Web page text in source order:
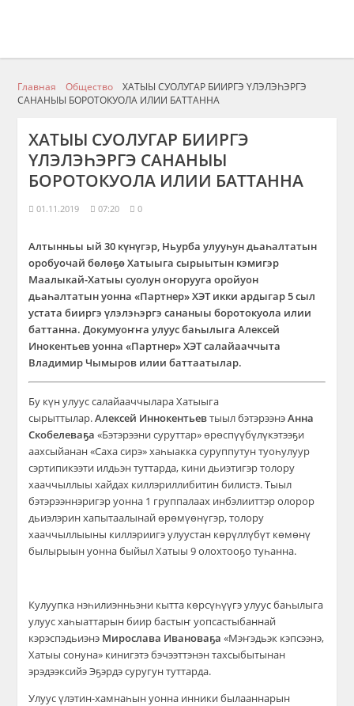
Главная Общество
ХАТЫЫ СУОЛУГАР БИИРГЭ ҮЛЭЛЭҺЭРГЭ
САНАНЫЫ БОРОТОКУОЛА ИЛИИ БАТТАННА
ХАТЫЫ СУОЛУГАР БИИРГЭ
ҮЛЭЛЭҺЭРГЭ САНАНЫЫ
БОРОТОКУОЛА ИЛИИ БАТТАННА
01.11.2019 07:20 0
Алтынньы ый 30 күнүгэр, Ньурба улууһун дьаһалтатын
оробуочай бөлөҕө Хатыыга сырыытын кэмигэр
Маалыкай-Хатыы суолун оҥорууга оройуон
дьаһалтатын уонна «Партнер» ХЭТ икки ардыгар 5 сыл
устата бииргэ үлэлэһэргэ сананыы боротокуола илии
баттанна. Докумуоҥҥа улуус баһылыга Алексей
Инокентьев уонна «Партнер» ХЭТ салайааччыта
Владимир Чымыров илии баттаатылар.
Бу күн улуус салайааччылара Хатыыга
сырыттылар.Алексей Иннокентьевтыыл бэтэрээнэАнна
Скобелеваҕа «Бэтэрээни суруттар» өрөспүүбүлүкэтээҕи
аахсыйанан «Саха сирэ» хаһыакка суруппутун туоһулуур
сэртипикээти илдьэн туттарда, кини дьиэтигэр толору
хааччыллыы хайдах киллэриллибитин билистэ. Тыыл
бэтэрээннэригэр уонна 1 группалаах инбэлииттэр олорор
дьиэлэрин хапытаалынай өрөмүөнүгэр, толору
хааччыллыыны киллэриигэ улуустан көрүллүбүт көмөнү
былырыын уонна быйыл Хатыы 9 олохтооҕо туһанна.
Кулуупка нэһилиэнньэни кытта көрсүһүүгэ улуус баһылыга
улуус хаһыаттарын биир бастыҥ уопсастыбаннай
кэрэспэдьиэнэ Мирослава Ивановаҕа «Мэҥэдьэк кэпсээнэ,
Хатыы сонуна» кинигэтэ бэчээттэнэн тахсыбытынан
эрэдээксийэ Эҕэрдэ суругун туттарда.
Улуус үлэтин-хамнаһын уонна инники былааннарын